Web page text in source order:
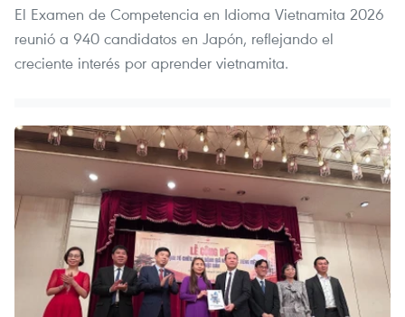
El Examen de Competencia en Idioma Vietnamita 2026
reunió a 940 candidatos en Japón, reflejando el
creciente interés por aprender vietnamita.